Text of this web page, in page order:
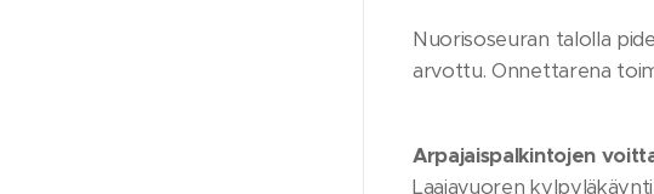
Nuorisoseuran talolla
arvottu. Onnettarena
Arpajaispalkintojen
Laajavuoren